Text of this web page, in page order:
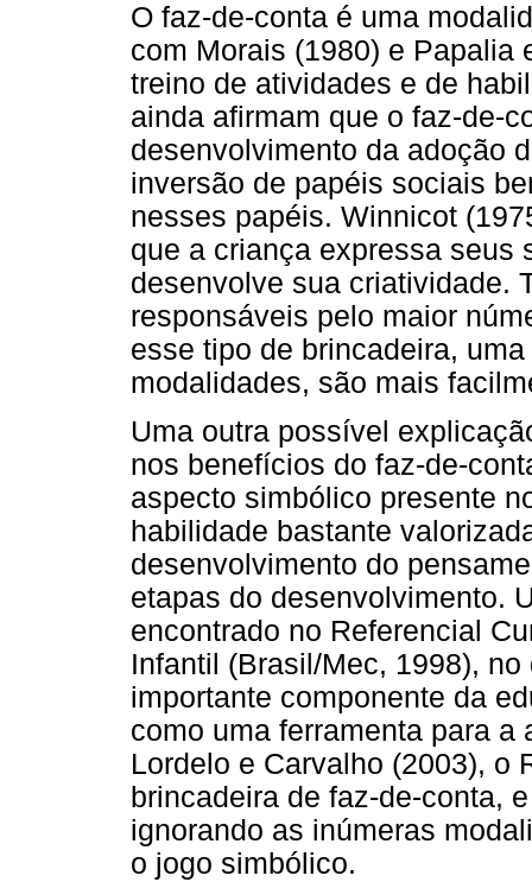
O faz-de-conta é uma
com Morais (1980) e Papalia
treino de atividades e de
ainda afirmam que o faz-de-
desenvolvimento da adoção
inversão de papéis sociais
nesses papéis. Winnicot
que a criança expressa seus
desenvolve sua criatividade.
responsáveis pelo maior
esse tipo de brincadeira,
modalidades, são mais
Uma outra possível
nos benefícios do faz-de-
aspecto simbólico presente
habilidade bastante
desenvolvimento do
etapas do desenvolvimento.
encontrado no Referencial
Infantil (Brasil/Mec, 1998),
importante componente da
como uma ferramenta para
Lordelo e Carvalho (2003), o
brincadeira de faz-de-conta,
ignorando as inúmeras
o jogo simbólico.